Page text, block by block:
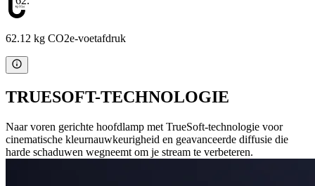
62.12 kg CO2e-voetafdruk
TRUESOFT-TECHNOLOGIE
Naar voren gerichte hoofdlamp met TrueSoft-technologie voor
cinematische kleurnauwkeurigheid en geavanceerde diffusie die
harde schaduwen wegneemt om je stream te verbeteren.